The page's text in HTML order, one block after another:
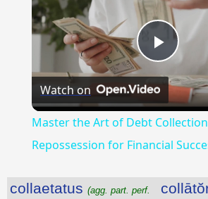
Play
Watch on
Master the Art of Debt
Repossession for Financial
collaetatus (agg. part. perf.